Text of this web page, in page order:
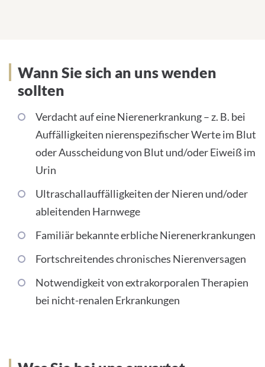
Wann Sie sich an uns wenden
sollten
Verdacht auf eine Nierenerkrankung – z. B. bei
Auffälligkeiten nierenspezifischer Werte im Blut
oder Ausscheidung von Blut und/oder Eiweiß im
Urin
Ultraschallauffälligkeiten der Nieren und/oder
ableitenden Harnwege
Familiär bekannte erbliche Nierenerkrankungen
Fortschreitendes chronisches Nierenversagen
Notwendigkeit von extrakorporalen Therapien
bei nicht-renalen Erkrankungen